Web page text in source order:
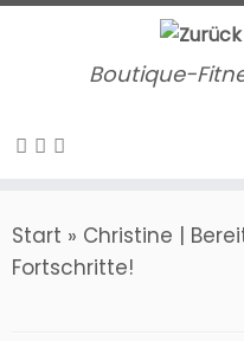
Zum
Boutique-
Start » Christine |
Fortschritte!